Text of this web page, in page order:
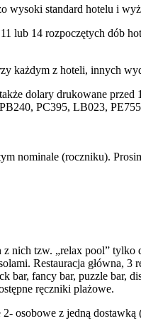
wysoki standard hotelu i
lub 14 rozpoczętych dób
każdym z hoteli, innych
dolary drukowane przed
PC395, LB023,
nominale (roczniku).
tzw. „relax pool”
Restauracja główna,
bar, fancy bar, puzzle bar,
ręczniki plażowe.
z jedną dostawką